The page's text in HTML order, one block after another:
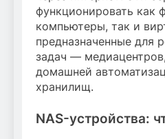
функционировать как
компьютеры, так и
предназначенные для
задач —
домашней
хранилищ.
NAS-устройства: